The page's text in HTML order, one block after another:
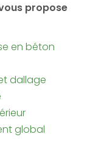
propose
en béton
dallage
global